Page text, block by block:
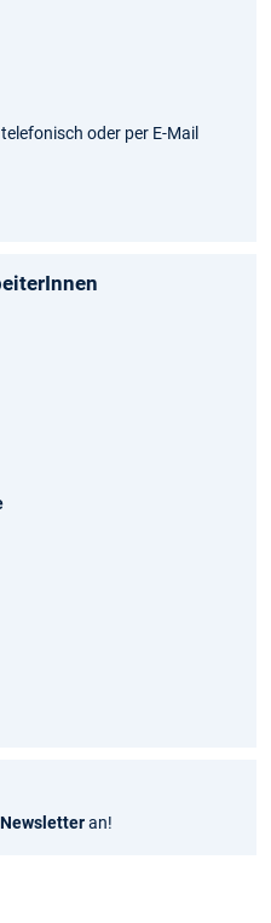
oder per E-Mail
Newsletteran!